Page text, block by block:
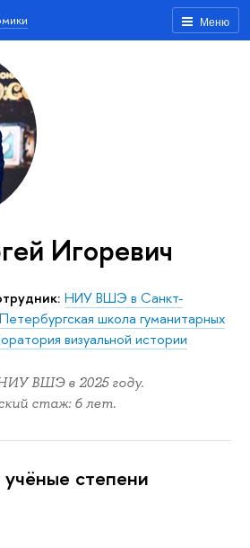
Меню
Игоревич
НИУ ВШЭ в Санкт-
школа гуманитарных
визуальной истории
ВШЭ в 2025 году.
стаж: 6 лет.
степени